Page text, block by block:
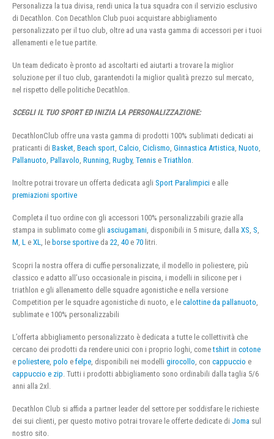
Personalizza la tua divisa, rendi unica la tua squadra con il servizio esclusivo
di Decathlon. Con Decathlon Club puoi acquistare abbigliamento
personalizzato per il tuo club, oltre ad una vasta gamma di accessori per i tuoi
allenamenti e le tue partite.
Un team dedicato è pronto ad ascoltarti ed aiutarti a trovare la miglior
soluzione per il tuo club, garantendoti la miglior qualità prezzo sul mercato,
nel rispetto delle politiche Decathlon.
SCEGLI IL TUO SPORT ED INIZIA LA PERSONALIZZAZIONE:
DecathlonClub offre una vasta gamma di prodotti 100% sublimati dedicati ai
praticanti di Basket Beach sport Calcio Ciclismo Ginnastica Artistica Nuoto
Pallanuoto Pallavolo Running Rugby, Tennis e Triathlon
Inoltre potrai trovare un offerta dedicata agli Sport Paralimpici e alle
premiazioni sportive
Completa il tuo ordine con gli accessori 100% personalizzabili grazie alla
stampa in sublimato come gli asciugamani, disponibili in 5 misure, dalla XS, S,
M, L e XL, le borse sportive da 22, 40 e 70 litri.
Scopri la nostra offera di cuffie personalizzate, il modello in poliestere, più
classico e adatto all’uso occasionale in piscina, i modelli in silicone per i
triathlon e gli allenamento delle squadre agonistiche e nella versione
Competition per le squadre agonistiche di nuoto, e le calottine da pallanuoto
sublimate e 100% personalizzabili
L’offerta abbigliamento personalizzato è dedicata a tutte le collettività che
cercano dei prodotti da rendere unici con i proprio loghi, cometshirt in cotone
e poliestere polo e felpe , disponibili nei modelli girocollo , con cappuccio e
cappuccio e zip . Tutti i prodotti abbigliamento sono ordinabili dalla taglia 5/6
anni alla 2xl.
Decathlon Club si affida a partner leader del settore per soddisfare le richieste
dei sui clienti, per questo motivo potrai trovare le offerte dedicate di Joma sul
nostro sito.